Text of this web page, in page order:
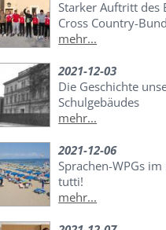
Starker Auftritt des
Cross Country-
mehr...
2021-12-03
Die Geschichte
Schulgebäudes
mehr...
2021-12-06
Sprachen-WPGs im
tutti!
mehr...